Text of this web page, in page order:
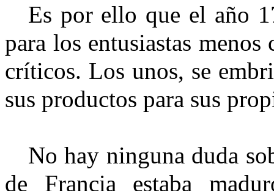
Es por ello que el año
para los entusiastas
críticos. Los unos, se
sus productos para sus
No hay ninguna duda
de Francia estaba